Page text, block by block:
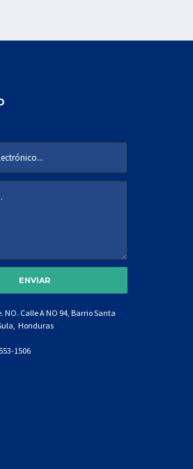
NO. Calle A NO 94, Barrio Santa
Honduras
1506